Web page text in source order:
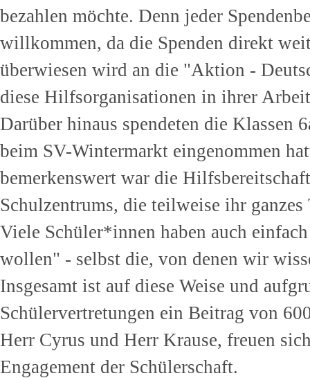
bezahlen möchte. Denn jeder
willkommen, da die Spenden direkt
überwiesen wird an die "Aktion -
diese Hilfsorganisationen in ihrer
Darüber hinaus spendeten die Klassen
beim SV-Wintermarkt eingenommen
bemerkenswert war die
Schulzentrums, die teilweise ihr ganzes
Viele Schüler*innen haben auch
wollen" - selbst die, von denen wir
Insgesamt ist auf diese Weise und
Schülervertretungen ein Beitrag von
Herr Cyrus und Herr Krause, freuen
Engagement der Schülerschaft.